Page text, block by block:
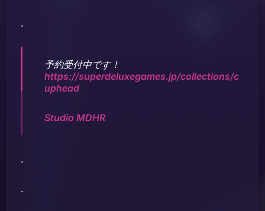
.
予約受付中です！
https://superdeluxegames.jp/collections/c
uphead
Studio MDHR
.
.